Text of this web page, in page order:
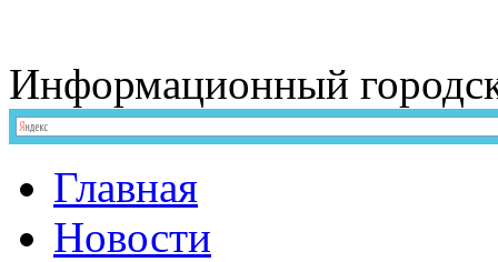
Информационный
Главная
Новости